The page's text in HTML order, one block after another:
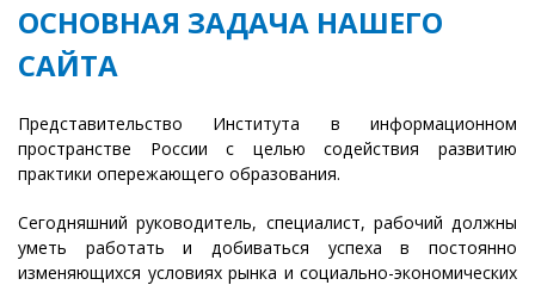
ОСНОВНАЯ ЗАДАЧА НАШЕГО
САЙТА
Представительство Института в информационном
пространстве России с целью содействия развитию
практики опережающего образования.
Сегодняшний руководитель, специалист, рабочий должны
уметь работать и добиваться успеха в постоянно
изменяющихся условиях рынка и социально-экономических